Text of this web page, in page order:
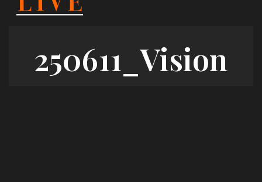
250611_Vision